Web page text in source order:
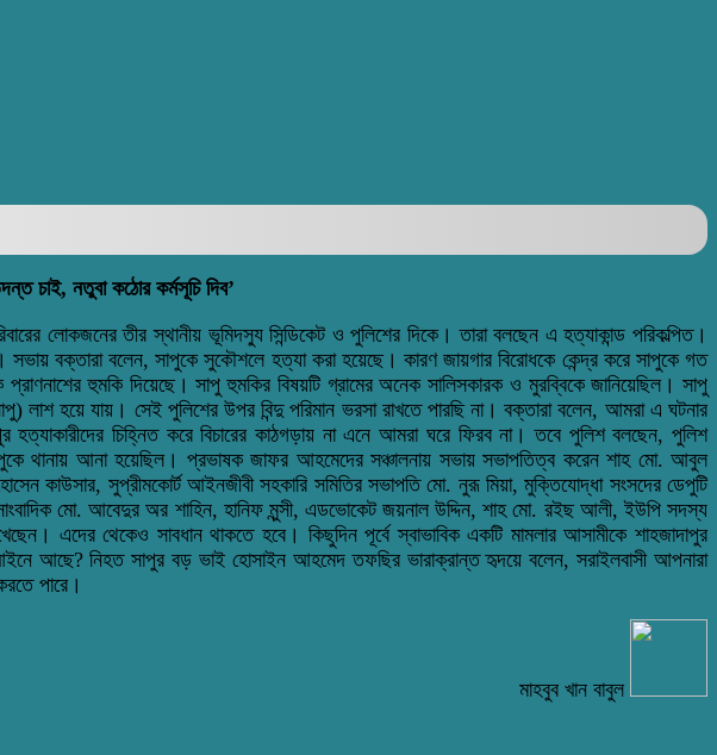
চাই, নতুবা কঠোর কর্মসূচি দিব’
লোকজনের তীর স্থানীয় ভূমিদস্যু সিন্ডিকেট ও পুলিশের দিকে। তারা বলছেন এ হত্যাকান্ড পরিকল্পিত।
বক্তারা বলেন, সাপুকে সুকৌশলে হত্যা করা হয়েছে। কারণ জায়গার বিরোধকে কেন্দ্র করে সাপুকে গত
হুমকি দিয়েছে। সাপু হুমকির বিষয়টি গ্রামের অনেক সালিসকারক ও মুরব্বিকে জানিয়েছিল। সাপু
লাশ হয়ে যায়। সেই পুলিশের উপর বিন্দু পরিমান ভরসা রাখতে পারছি না। বক্তারা বলেন, আমরা এ ঘটনার
চিহ্নিত করে বিচারের কাঠগড়ায় না এনে আমরা ঘরে ফিরব না। তবে পুলিশ বলছেন, পুলিশ
থানায় আনা হয়েছিল। প্রভাষক জাফর আহমেদের সঞ্চালনায় সভায় সভাপতিত্ব করেন শাহ মো. আবুল
কাউসার, সুপ্রীমকোর্ট আইনজীবী সহকারি সমিতির সভাপতি মো. নুরূ মিয়া, মুক্তিযোদ্ধা সংসদের ডেপুটি
মো. আবেদুর অর শাহিন, হানিফ মুন্সী, এডভোকেট জয়নাল উদ্দিন, শাহ মো. রইছ আলী, ইউপি সদস্য
এদের থেকেও সাবধান থাকতে হবে। কিছুদিন পূর্বে স্বাভাবিক একটি মামলার আসামীকে শাহজাদাপুর
আছে? নিহত সাপুর বড় ভাই হোসাইন আহমেদ তফছির ভারাক্রান্ত হৃদয়ে বলেন, সরাইলবাসী আপনারা
পারে।
মাহবুব খান বাবুল